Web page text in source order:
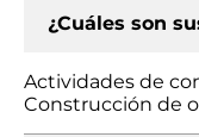
¿Cuáles son
Actividades de
Construcción de